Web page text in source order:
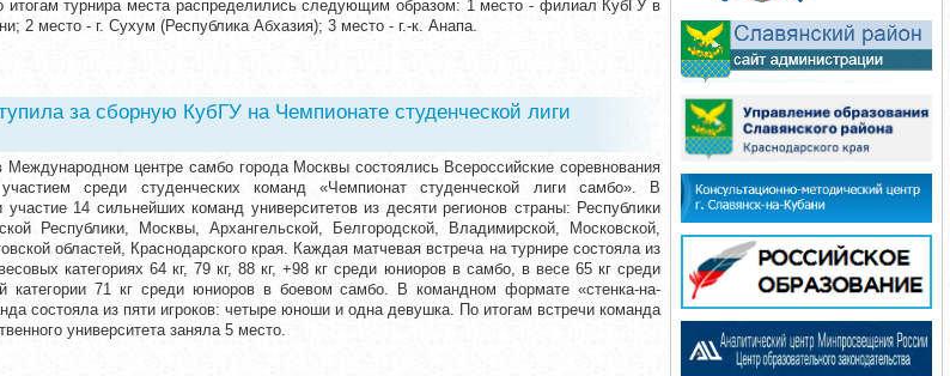
итогам турнира места распределились следующим образом: 1 место - филиал КубГУ в
2 место - г. Сухум (Республика Абхазия); 3 место - г.-к. Анапа.
за сборную КубГУ на Чемпионате студенческой лиги
Международном центре самбо города Москвы состоялись Всероссийские соревнования
среди студенческих команд «Чемпионат студенческой лиги самбо». В
участие 14 сильнейших команд университетов из десяти регионов страны: Республики
Республики, Москвы, Архангельской, Белгородской, Владимирской, Московской,
областей, Краснодарского края. Каждая матчевая встреча на турнире состояла из
категориях 64 кг, 79 кг, 88 кг, +98 кг среди юниоров в самбо, в весе 65 кг среди
категории 71 кг среди юниоров в боевом самбо. В командном формате «стенка-на-
состояла из пяти игроков: четыре юноши и одна девушка. По итогам встречи команда
университета заняла 5 место.